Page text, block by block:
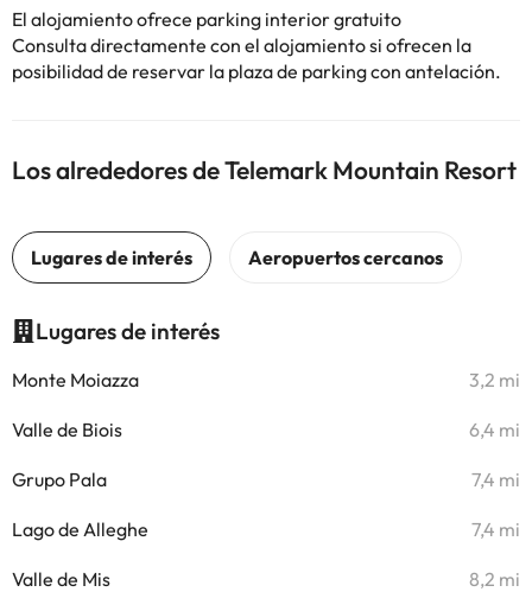
El alojamiento ofrece parking interior gratuito
Consulta directamente con el alojamiento si ofrecen la
posibilidad de reservar la plaza de parking con antelación.
Los alrededores de Telemark Mountain Resort
Lugares de interés
Monte Moiazza 3,2 mi
Valle de Biois 6,4 mi
Grupo Pala 7,4 mi
Lago de Alleghe 7,4 mi
Valle de Mis 8,2 mi